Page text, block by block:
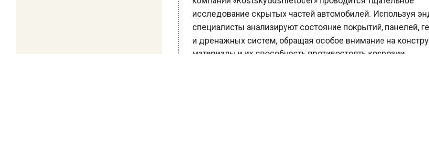
исследование скрытых частей автомобилей. Используя
специалисты анализируют состояние покрытий, панелей,
и дренажных систем, обращая особое внимание на
материалы и их способность противостоять коррозии.